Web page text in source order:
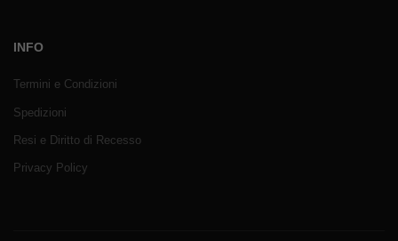
INFO
Termini e Condizioni
Spedizioni
Resi e Diritto di Recesso
Privacy Policy